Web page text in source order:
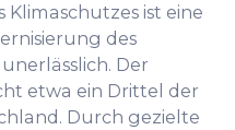
ist eine
des
Der
etwa ein Drittel der
Durch gezielte